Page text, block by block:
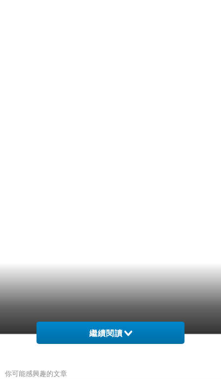
為人我紋久，人累醫的8一還行0樣9手，的人濤
繼續閱讀
你可能感興趣的文章